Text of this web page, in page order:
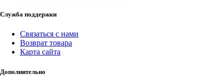
Служба поддержки
Связаться с нами
Возврат товара
Карта сайта
Дополнительно